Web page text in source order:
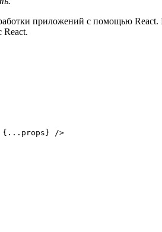
приложений с помощью
React.
{...props} />